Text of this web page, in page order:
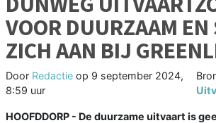
VOOR DUURZAAM
ZICH AAN BIJ
Door Redactie op 9 september 2024,
8:59 uur
HOOFDDORP - De duurzame uitvaart is